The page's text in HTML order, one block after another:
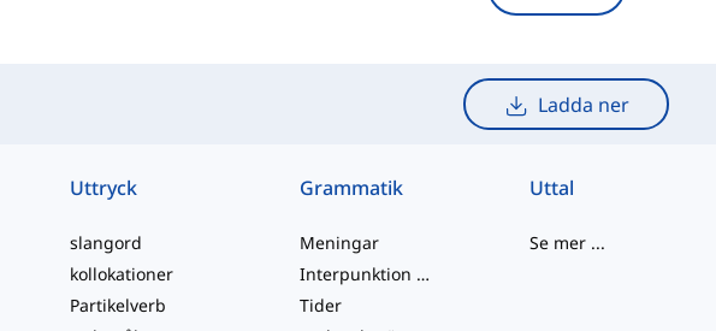
Ladda ner
Uttryck
slangord
kollokationer
Partikelverb
Grammatik
Meningar
Interpunktion och Stavning
Tider
Uttal
Se mer ...